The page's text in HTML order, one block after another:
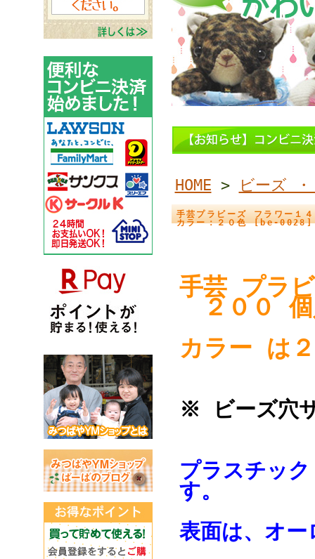
HOME > ビーズ
手芸プラビーズ フラワー
カラー：２０色 [be-0028]
手芸 プラ
２００ 個
カラー は
※ ビーズ穴
プラスチッ
す。
表面は、オ